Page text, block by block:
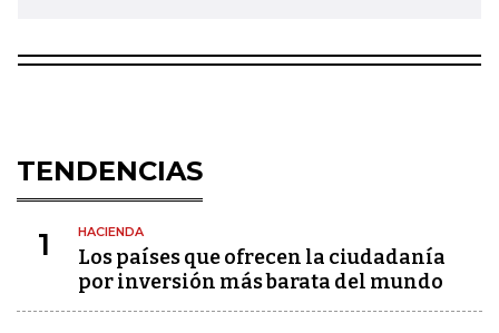
TENDENCIAS
1 HACIENDA
Los países que ofrecen la ciudadanía
por inversión más barata del mundo